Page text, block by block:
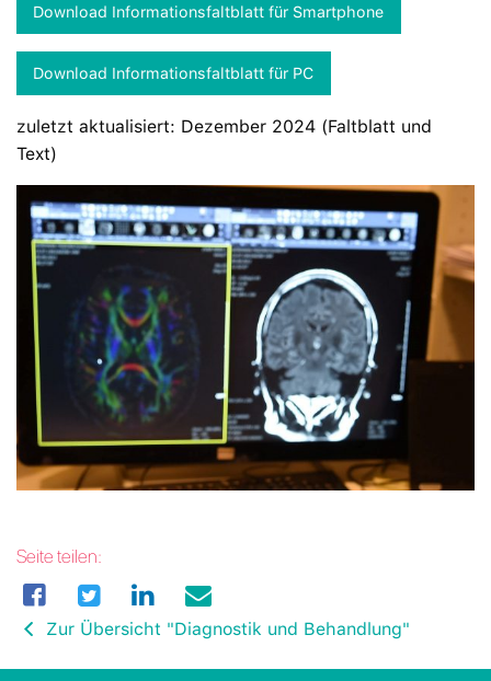
Download Informationsfaltblatt für Smartphone
Download Informationsfaltblatt für PC
zuletzt aktualisiert: Dezember 2024 (Faltblatt und
Text)
Seite teilen:
Zur Übersicht "Diagnostik und Behandlung"